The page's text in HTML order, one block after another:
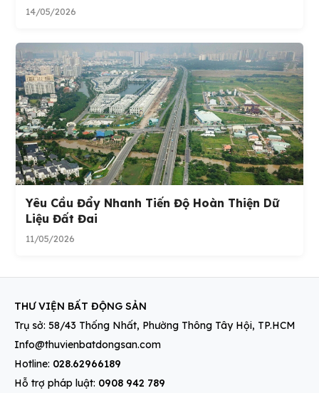
14/05/2026
Yêu Cầu Đẩy Nhanh Tiến Độ Hoàn Thiện Dữ
Liệu Đất Đai
11/05/2026
THƯ VIỆN BẤT ĐỘNG SẢN
Trụ sở: 58/43 Thống Nhất, Phường Thông Tây Hội, TP.HCM
Info@thuvienbatdongsan.com
Hotline: 028.62966189
Hỗ trợ pháp luật: 0908 942 789